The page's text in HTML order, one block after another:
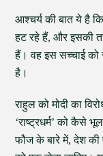
आश्चर्य की बात ये है
हट रहे हैं, और इसकी
हैं। वह इस सच्चाई को
है।
राहुल को मोदी का
‘राष्ट्रधर्म’ को कैसे
फौज के बारे में, देश की